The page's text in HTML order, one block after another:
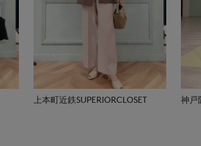
上本町近鉄SUPERIORCLOSET 神戸